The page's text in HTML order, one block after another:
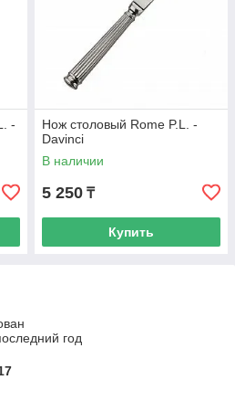
-
Нож столовый Rome P.L. -
Davinci
В наличии
5 250 ₸
Купить
год